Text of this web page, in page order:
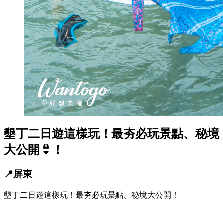
墾丁二日遊這樣玩！最夯必玩景點、秘境
大公開👙！
📍屏東
墾丁二日遊這樣玩！最夯必玩景點、秘境大公開！